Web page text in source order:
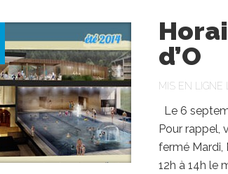
d’O
MIS EN
Le 6
Pour rappel,
fermé Mardi,
12h à 14h le